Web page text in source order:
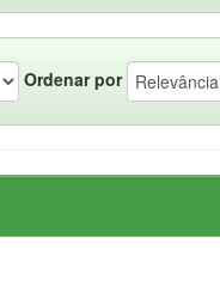
Ordenar por